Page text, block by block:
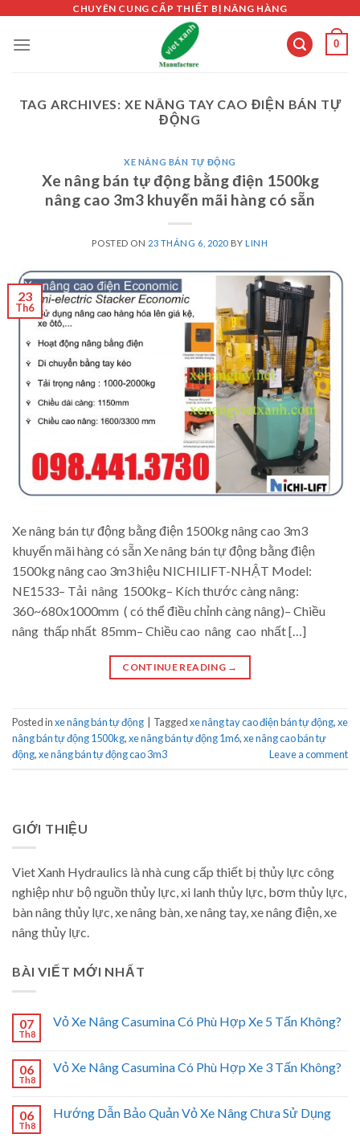
content
CHUYÊN CUNG CẤP THIẾT BỊ NÂNG HÀNG
0
TAG ARCHIVES: XE NÂNG TAY CAO ĐIỆN BÁN TỰ
ĐỘNG
XE NÂNG BÁN TỰ ĐỘNG
Xe nâng bán tự động bằng điện 1500kg
nâng cao 3m3 khuyến mãi hàng có sẵn
POSTED ON 23 THÁNG 6, 2020 BYLINH
23
Th6
Xe nâng bán tự động bằng điện 1500kg nâng cao 3m3
khuyến mãi hàng có sẵn Xe nâng bán tự động bằng điện
1500kg nâng cao 3m3 hiệu NICHILIFT-NHẬT Model:
NE1533– Tải nâng 1500kg– Kích thước càng nâng:
360~680x1000mm ( có thể điều chỉnh càng nâng)– Chiều
nâng thấp nhất 85mm– Chiều cao nâng cao nhất […]
CONTINUE READING →
Posted inxe nâng bán tự động Taggedxe nâng tay cao điện bán tự động,xe
nâng bán tự động 1500kg,xe nâng bán tự động 1m6,xe nâng cao bán tự
động,xe nâng bán tự động cao 3m3 Leave a comment
GIỚI THIỆU
Viet Xanh Hydraulics là nhà cung cấp thiết bị thủy lực công
nghiệp như bộ nguồn thủy lực, xi lanh thủy lực, bơm thủy lực,
bàn nâng thủy lực, xe nâng bàn, xe nâng tay, xe nâng điện, xe
nâng thủy lực.
BÀI VIẾT MỚI NHẤT
07
Th8
Vỏ Xe Nâng Casumina Có Phù Hợp Xe 5 Tấn Không?
06
Th8
Vỏ Xe Nâng Casumina Có Phù Hợp Xe 3 Tấn Không?
06
Th8
Hướng Dẫn Bảo Quản Vỏ Xe Nâng Chưa Sử Dụng